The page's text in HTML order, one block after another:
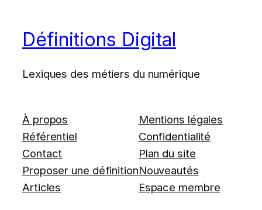
Définitions Digital
Lexiques des métiers du numérique
À propos
Référentiel
Contact
Proposer une définition
Articles
Mentions légales
Confidentialité
Plan du site
Nouveautés
Espace membre